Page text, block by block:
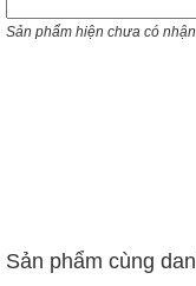
Sản phẩm hiện chưa có
Sản phẩm cùng